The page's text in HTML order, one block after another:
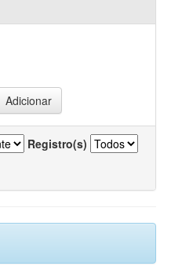
Registro(s)